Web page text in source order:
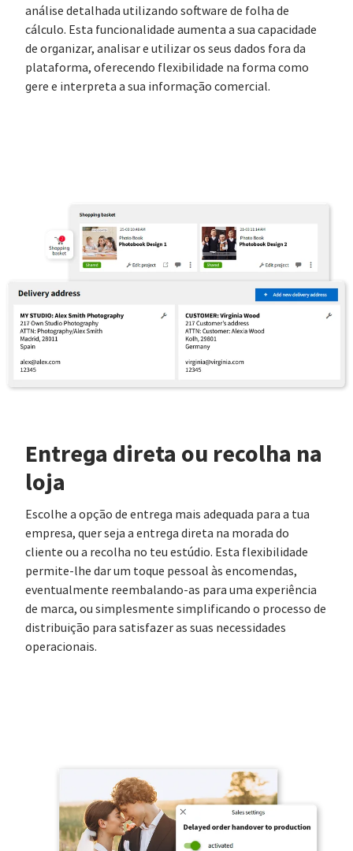
análise detalhada utilizando software de folha de
cálculo. Esta funcionalidade aumenta a sua capacidade
de organizar, analisar e utilizar os seus dados fora da
plataforma, oferecendo flexibilidade na forma como
gere e interpreta a sua informação comercial.
Entrega direta ou recolha na
loja
Escolhe a opção de entrega mais adequada para a tua
empresa, quer seja a entrega direta na morada do
cliente ou a recolha no teu estúdio. Esta flexibilidade
permite-lhe dar um toque pessoal às encomendas,
eventualmente reembalando-as para uma experiência
de marca, ou simplesmente simplificando o processo de
distribuição para satisfazer as suas necessidades
operacionais.